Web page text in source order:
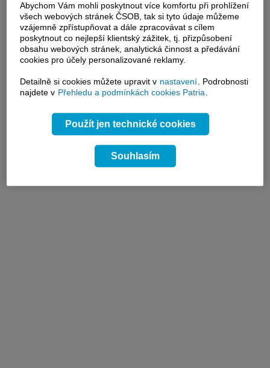
Abychom Vám mohli poskytnout více komfortu při prohlížení
všech webových stránek ČSOB, tak si tyto údaje můžeme
vzájemně zpřístupňovat a dále zpracovávat s cílem
poskytnout co nejlepší klientský zážitek, tj. přizpůsobení
obsahu webových stránek, analytická činnost a předávání
cookies pro účely personalizované reklamy.
Detailně si cookies můžete upravit v nastavení. Podrobnosti
najdete v Přehledu a podmínkách cookies Patria.
Použít jen technické cookies
Souhlasím